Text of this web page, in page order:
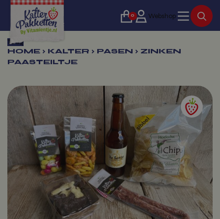
0 Webshop
Terug
HOME › KALTER › PASEN › ZINKEN
PAASTEILTJE